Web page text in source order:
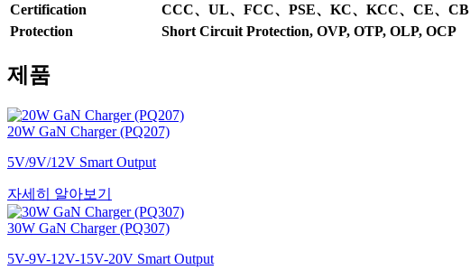
Certification
CCC、UL、FCC、PSE、KC、KCC、CE、CB
Protection
Short Circuit Protection, OVP, OTP, OLP, OCP
제품
20W GaN Charger (PQ207)
5V/9V/12V Smart Output
자세히 알아보기
30W GaN Charger (PQ307)
5V-9V-12V-15V-20V Smart Output